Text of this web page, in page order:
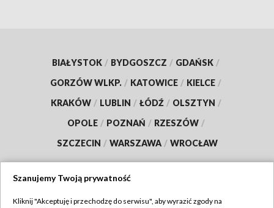
BIAŁYSTOK / BYDGOSZCZ / GDAŃSK /
GORZÓW WLKP. / KATOWICE / KIELCE /
KRAKÓW / LUBLIN / ŁÓDŹ / OLSZTYN /
OPOLE / POZNAŃ / RZESZÓW /
SZCZECIN / WARSZAWA / WROCŁAW
Dołącz do nas:
Szanujemy Twoją prywatność
Kliknij "Akceptuję i przechodzę do serwisu", aby wyrazić zgody na